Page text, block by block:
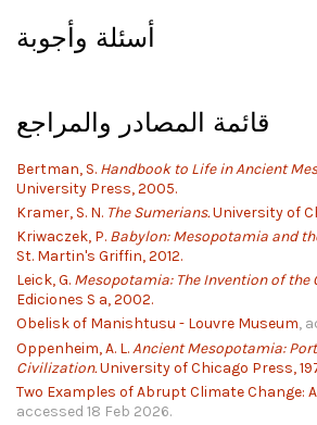
أسئلة وأجوبة
قائمة المصادر والمراجع
Bertman, S. Handbook to Life in Ancient
University Press, 2005.
Kramer, S. N. The Sumerians.University of
Kriwaczek, P. Babylon: Mesopotamia and
St. Martin's Griffin, 2012.
Leick, G. Mesopotamia: The Invention of the
Ediciones S a, 2002.
Obelisk of Manishtusu - Louvre Museum,
Oppenheim, A. L.Ancient Mesopotamia:
Civilization.University of Chicago Press,
Two Examples of Abrupt Climate Change:
accessed 18 Feb 2026.